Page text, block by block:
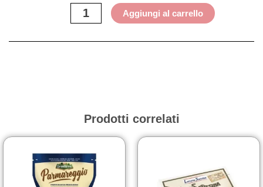
quantità
Aggiungi al carrello
Prodotti correlati